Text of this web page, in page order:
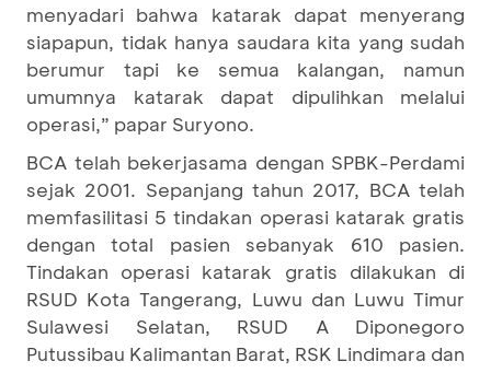
menyadari bahwa katarak dapat menyerang
siapapun, tidak hanya saudara kita yang sudah
berumur tapi ke semua kalangan, namun
umumnya katarak dapat dipulihkan melalui
operasi,” papar Suryono.
BCA telah bekerjasama dengan SPBK-Perdami
sejak 2001. Sepanjang tahun 2017, BCA telah
memfasilitasi 5 tindakan operasi katarak gratis
dengan total pasien sebanyak 610 pasien.
Tindakan operasi katarak gratis dilakukan di
RSUD Kota Tangerang, Luwu dan Luwu Timur
Sulawesi Selatan, RSUD A Diponegoro
Putussibau Kalimantan Barat, RSK Lindimara dan